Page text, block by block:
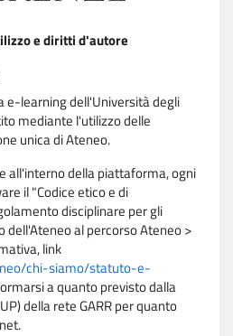
e diritti d'autore
e-learning dell'Università degli
mediante l'utilizzo delle
unica di Ateneo.
all'interno della piattaforma, ogni
il "Codice etico e di
disciplinare per gli
dell'Ateneo al percorso Ateneo >
link
chi-siamo/statuto-e-
a quanto previsto dalla
della rete GARR per quanto